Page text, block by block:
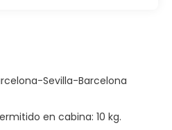
Sevilla-Barcelona
en cabina: 10 kg.